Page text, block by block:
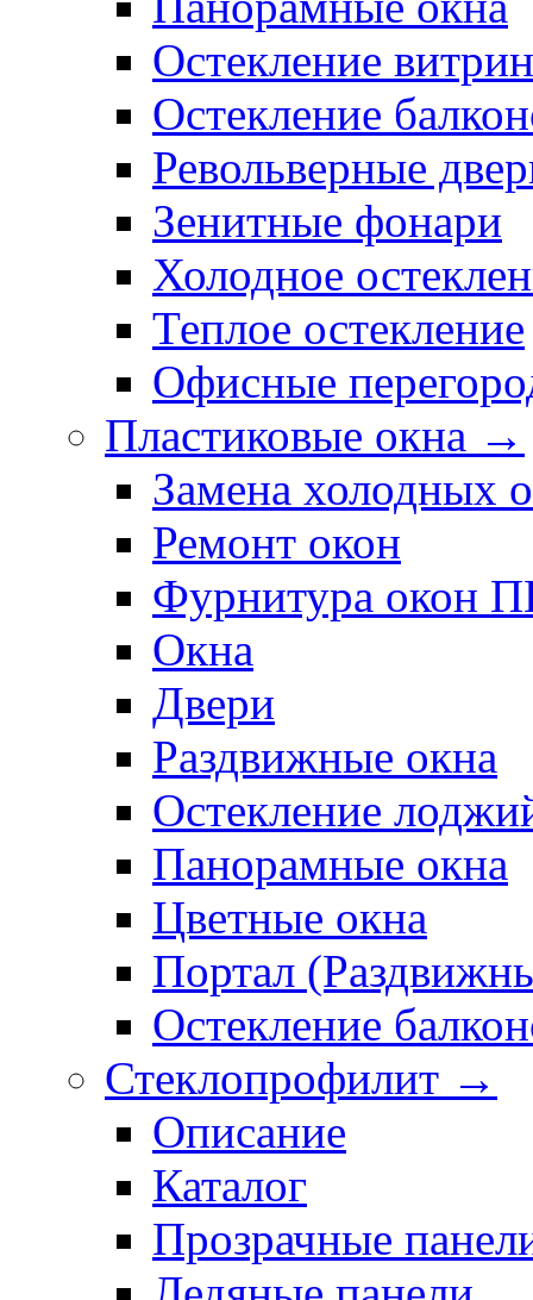
Остекление витрин
Остекление
Револьверные
Зенитные фонари
Холодное
Теплое остекление
Офисные
Пластиковые окна →
Замена холодных
Ремонт окон
Фурнитура окон
Окна
Двери
Раздвижные окна
Остекление
Панорамные окна
Цветные окна
Портал
Остекление
Стеклопрофилит →
Описание
Каталог
Прозрачные